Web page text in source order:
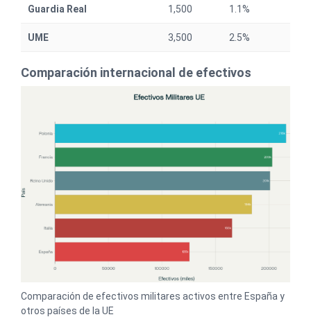
Guardia Real 1,500 1.1%
UME 3,500 2.5%
Comparación internacional de efectivos
Comparación de efectivos militares activos entre España y
otros países de la UE